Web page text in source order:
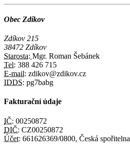
Obec Zdíkov
Zdíkov 215
38472 Zdíkov
Starosta: Mgr. Roman Šebánek
Tel: 388 426 715
E-mail: zdikov@zdikov.cz
IDDS: pg7babg
Fakturační údaje
IČ: 00250872
DIČ: CZ00250872
Účet: 661626369/0800, Česká spořitelna